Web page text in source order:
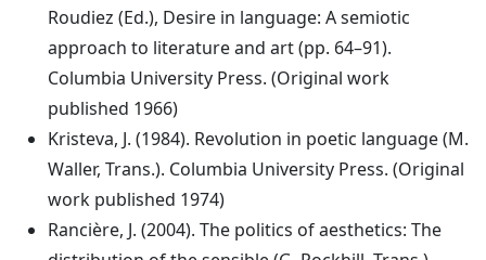
Roudiez (Ed.), Desire in language: A semiotic
approach to literature and art (pp. 64–91).
Columbia University Press. (Original work
published 1966)
Kristeva, J. (1984). Revolution in poetic language (M.
Waller, Trans.). Columbia University Press. (Original
work published 1974)
Rancière, J. (2004). The politics of aesthetics: The